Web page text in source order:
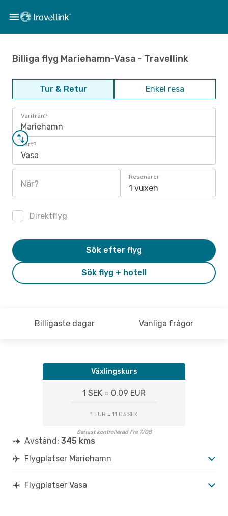
Billiga flyg Mariehamn-Vasa - Travellink
Tur & Retur Enkel resa
Varifrån?
Mariehamn
Vart?
Vasa
När?
Resenärer
1 vuxen
Direktflyg
Sök flyg + hotell
Sök efter flyg
Billigaste dagar Vanliga frågor
Växlingskurs
1 SEK = 0.09 EUR
1 EUR = 11.03 SEK
Senast kontrollerad Fre 7/08
Avstånd: 345 kms
Flygplatser Mariehamn
Flygplatser Vasa